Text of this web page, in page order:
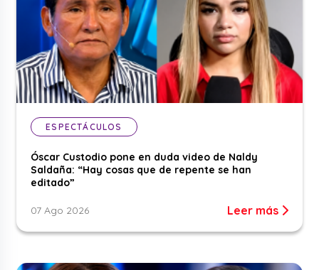
ESPECTÁCULOS
Óscar Custodio pone en duda video de Naldy
Saldaña: “Hay cosas que de repente se han
editado”
07 Ago 2026 Leer más